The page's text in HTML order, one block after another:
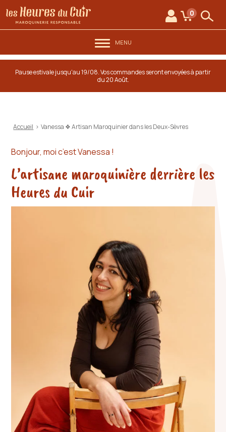
Les Heures du Cuir
MENU
Mon compte
0
Mon
Pause estivale jusqu'au 19/08. Vos commandes seront envoyées à partir
du 20 Août.
Accueil > Vanessa ❖ Artisan Maroquinier dans les Deux-Sèvres
Bonjour, moi c’est Vanessa !
L’artisane maroquinière derrière les
Heures du Cuir